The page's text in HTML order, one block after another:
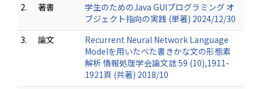
2.
著書
学生のためのJava GUIプログラミング オ
ブジェクト指向の実践 (単著) 2024/12/30
3.
論文
Recurrent Neural Network Language
Modelを用いたべた書きかな文の形態素
解析 情報処理学会論文誌 59 (10),1911-
1921頁 (共著) 2018/10